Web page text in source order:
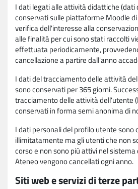
I dati legati alle attività didattiche
conservati sulle piattaforme Moodle
verifica dell'interesse alla
alle finalità per cui sono stati raccolti
effettuata periodicamente,
cancellazione a partire dall'anno
I dati del tracciamento delle attività
sono conservati per 365 giorni.
tracciamento delle attività dell'utente
conservati in forma semi anonima di
I dati personali del profilo utente sono
illimitatamente ma gli utenti che non
corso e non sono più attivi nel
Ateneo vengono cancellati ogni anno.
Siti web e servizi di terze